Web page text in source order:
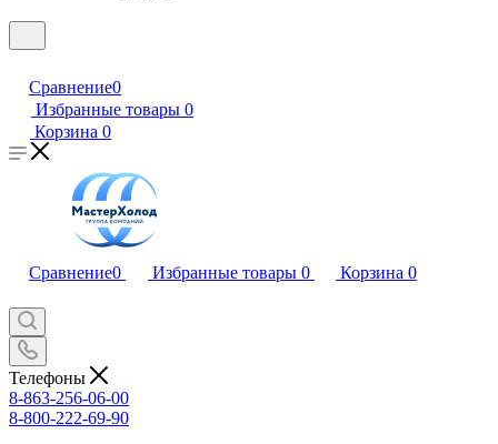
Сравнение0
Избранные товары 0
Корзина 0
Сравнение0 Избранные товары 0 Корзина 0
Телефоны
8-863-256-06-00
8-800-222-69-90